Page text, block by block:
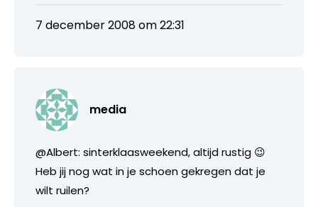
7 december 2008 om 22:31
media
@Albert: sinterklaasweekend, altijd rustig 😉
Heb jij nog wat in je schoen gekregen dat je
wilt ruilen?